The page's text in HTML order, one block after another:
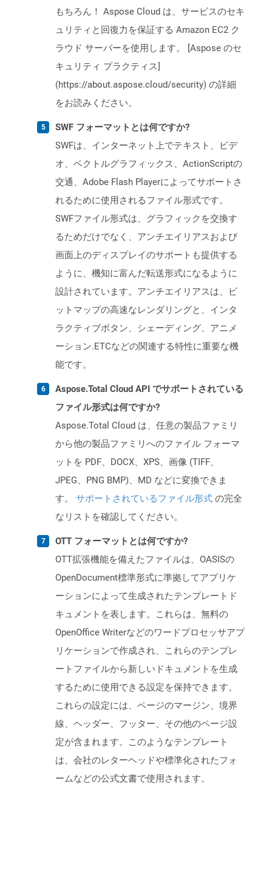
もちろん！ Aspose Cloud は、サービスのセキ
ュリティと回復力を保証する Amazon EC2 ク
ラウド サーバーを使用します。 [Aspose のセ
キュリティ プラクティス]
(https://about.aspose.cloud/security) の詳細
をお読みください。
SWF フォーマットとは何ですか?
SWFは、インターネット上でテキスト、ビデ
オ、ベクトルグラフィックス、ActionScriptの
交通、Adobe Flash Playerによってサポートさ
れるために使用されるファイル形式です。
SWFファイル形式は、グラフィックを交換す
るためだけでなく、アンチエイリアスおよび
画面上のディスプレイのサポートも提供する
ように、機知に富んだ転送形式になるように
設計されています。アンチエイリアスは、ビ
ットマップの高速なレンダリングと、インタ
ラクティブボタン、シェーディング、アニメ
ーション.ETCなどの関連する特性に重要な機
能です。
Aspose.Total Cloud API でサポートされている
ファイル形式は何ですか?
Aspose.Total Cloud は、任意の製品ファミリ
から他の製品ファミリへのファイル フォーマ
ットを PDF、DOCX、XPS、画像 (TIFF、
JPEG、PNG BMP)、MD などに変換できま
す。 サポートされているファイル形式 の完全
なリストを確認してください。
OTT フォーマットとは何ですか?
OTT拡張機能を備えたファイルは、OASISの
OpenDocument標準形式に準拠してアプリケ
ーションによって生成されたテンプレートド
キュメントを表します。これらは、無料の
OpenOffice Writerなどのワードプロセッサアプ
リケーションで作成され、これらのテンプレ
ートファイルから新しいドキュメントを生成
するために使用できる設定を保持できます。
これらの設定には、ページのマージン、境界
線、ヘッダー、フッター、その他のページ設
定が含まれます。このようなテンプレート
は、会社のレターヘッドや標準化されたフォ
ームなどの公式文書で使用されます。